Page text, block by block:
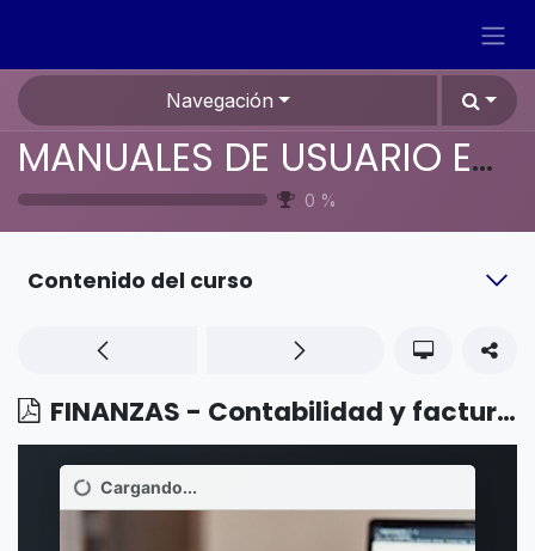
Navegación
MANUALES DE USUARIO EN ESPAÑOL ODOO 19
0 %
Contenido del curso
FINANZAS - Contabilidad y facturación - Reporte anual/de auditoría